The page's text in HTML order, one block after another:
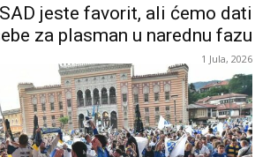
jeste favorit, ali ćemo dati
za plasman u narednu fazu
1 Jula, 2026